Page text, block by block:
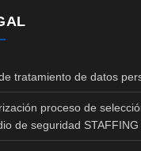
tratamiento de datos
proceso de
de seguridad STAFFING